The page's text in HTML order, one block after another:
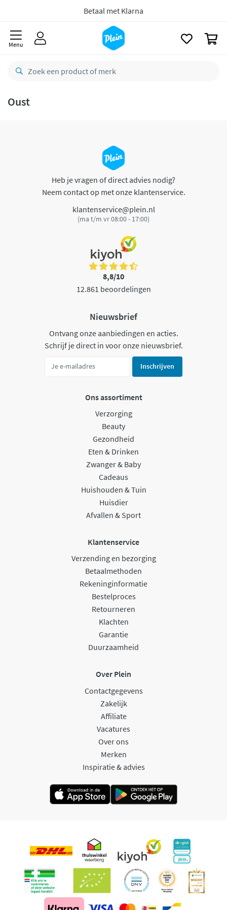
Betaal met Klarna
Menu
Oust
Heb je vragen of direct advies nodig?
Neem contact op met onze klantenservice.
klantenservice@plein.nl
(ma t/m vr 08:00 - 17:00)
8,8/10
12.861 beoordelingen
Nieuwsbrief
Ontvang onze aanbiedingen en acties.
Schrijf je direct in voor onze nieuwsbrief.
Inschrijven
Ons assortiment
Verzorging
Beauty
Gezondheid
Eten & Drinken
Zwanger & Baby
Cadeaus
Huishouden & Tuin
Huisdier
Afvallen & Sport
Klantenservice
Verzending en bezorging
Betaalmethoden
Rekeninginformatie
Bestelproces
Retourneren
Klachten
Garantie
Duurzaamheid
Over Plein
Contactgegevens
Zakelijk
Affiliate
Vacatures
Over ons
Merken
Inspiratie & advies